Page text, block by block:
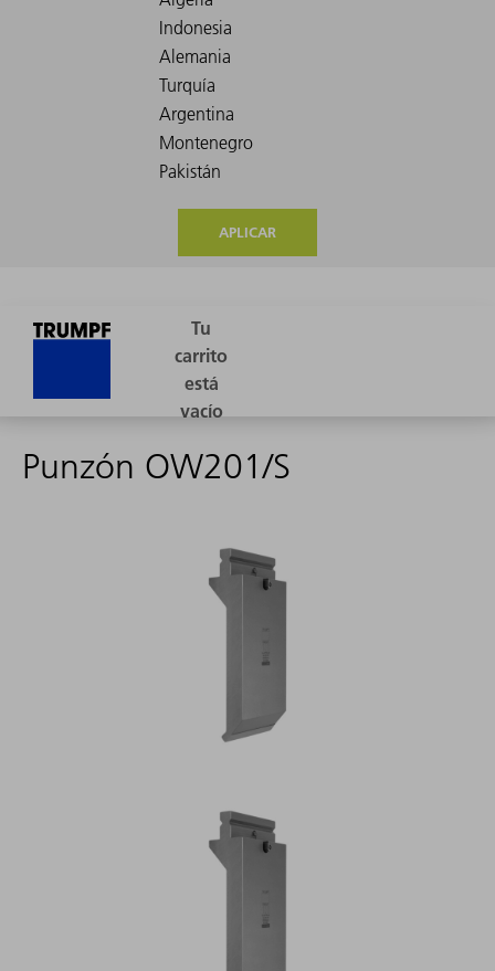
APLICAR
Punzón OW201/S